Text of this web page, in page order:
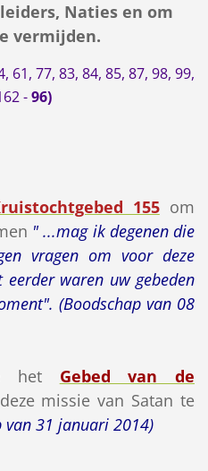
Naties en om
vermijden.
61, 77, 83, 84, 85, 87, 98, 99,
-96)
155om
" ...mag ik degenen die
vragen om voor deze
waren uw gebeden
(Boodschap van 08
het Gebed van de
missie van Satan te
van 31 januari 2014)